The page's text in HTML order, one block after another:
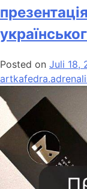
Posted on Juli 18,